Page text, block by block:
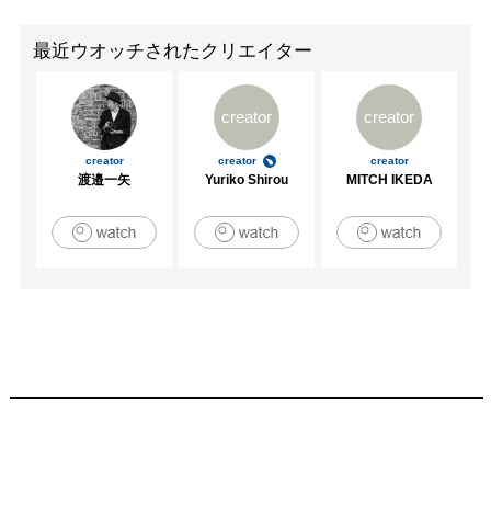
最近ウオッチされたクリエイター
creator
渡邉一矢
creator
creator
Yuriko Shirou
creator
creator
MITCH IKEDA